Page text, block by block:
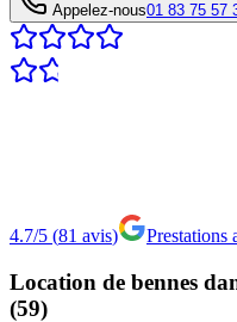
Appelez-nous01 83 75 57
4.7/5 (81 avis) Prestations
Location de bennes
(59)